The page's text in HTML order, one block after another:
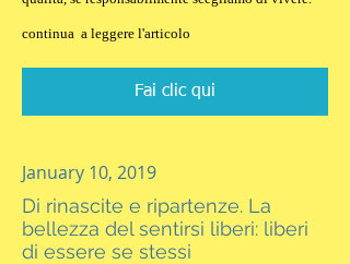
continua a leggere l'articolo
Fai clic qui
January 10, 2019
Di rinascite e ripartenze. La
bellezza del sentirsi liberi: liberi
di essere se stessi